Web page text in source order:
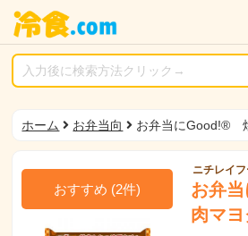
ホーム お弁当向 お弁当にGood!®
おすすめ (2件)
ニチレイ
お弁
肉マ